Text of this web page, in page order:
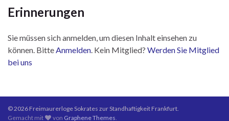
Erinnerungen
Sie müssen sich anmelden, um diesen Inhalt einsehen zu
können. Bitte Anmelden . Kein Mitglied? Werden Sie Mitglied
bei uns
© 2026 Freimaurerloge Sokrates zur Standhaftigkeit Frankfurt.
Gemacht mit
von Graphene Themes